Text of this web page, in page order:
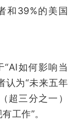
和39%的美国
如何影响当
认为“未来五年
超三分之一）
工作”。